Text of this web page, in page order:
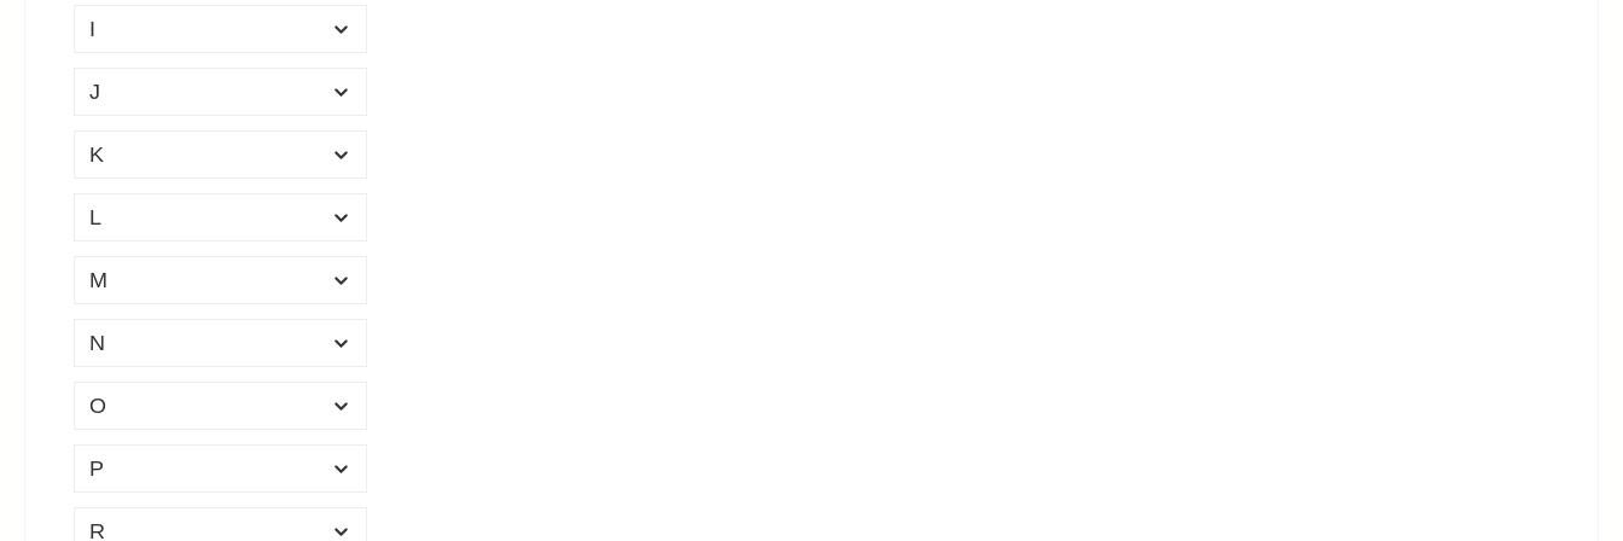
I
J
K
L
M
N
O
P
R